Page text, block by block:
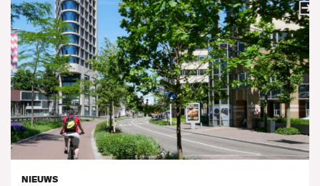
NIEUWS